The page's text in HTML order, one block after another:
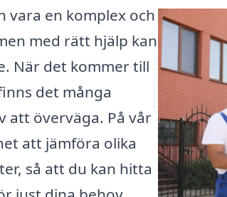
en komplex och
med rätt hjälp kan
När det kommer till
det många
att överväga. På vår
att jämföra olika
så att du kan hitta